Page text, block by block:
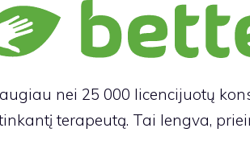
nei 25 000 licencijuotų
terapeutą. Tai lengva,